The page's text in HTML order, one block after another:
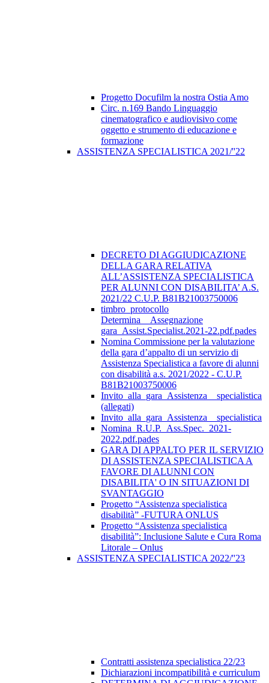
Progetto Docufilm la nostra Ostia Amo
Circ. n.169 Bando Linguaggio
cinematografico e audiovisivo come
oggetto e strumento di educazione e
formazione
ASSISTENZA SPECIALISTICA 2021/''22
DECRETO DI AGGIUDICAZIONE
DELLA GARA RELATIVA
ALL’ASSISTENZA SPECIALISTICA
PER ALUNNI CON DISABILITA’ A.S.
2021/22 C.U.P. B81B21003750006
timbro_protocollo
Determina__Assegnazione
gara_Assist.Specialist.2021-22.pdf.pades
Nomina Commissione per la valutazione
della gara d’appalto di un servizio di
Assistenza Specialistica a favore di alunni
con disabilità a.s. 2021/2022 - C.U.P.
B81B21003750006
Invito_alla_gara_Assistenza__specialistica
(allegati)
Invito_alla_gara_Assistenza__specialistica
Nomina_R.U.P._Ass.Spec._2021-
2022.pdf.pades
GARA DI APPALTO PER IL SERVIZIO
DI ASSISTENZA SPECIALISTICA A
FAVORE DI ALUNNI CON
DISABILITA' O IN SITUAZIONI DI
SVANTAGGIO
Progetto “Assistenza specialistica
disabilità” -FUTURA ONLUS
Progetto “Assistenza specialistica
disabilità”: Inclusione Salute e Cura Roma
Litorale – Onlus
ASSISTENZA SPECIALISTICA 2022/''23
Contratti assistenza specialistica 22/23
Dichiarazioni incompatibilità e curriculum